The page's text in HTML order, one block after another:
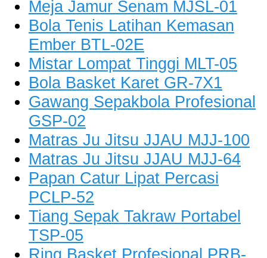
Meja Jamur Senam MJSL-01
Bola Tenis Latihan Kemasan
Ember BTL-02E
Mistar Lompat Tinggi MLT-05
Bola Basket Karet GR-7X1
Gawang Sepakbola Profesional
GSP-02
Matras Ju Jitsu JJAU MJJ-100
Matras Ju Jitsu JJAU MJJ-64
Papan Catur Lipat Percasi
PCLP-52
Tiang Sepak Takraw Portabel
TSP-05